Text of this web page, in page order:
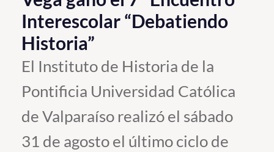
PUCV Internacional
Vinculación con el Medio
Admisión
Pregrado
Postgrado
Interescolar “Debatiendo
Historia”
El Instituto de Historia de la
Pontificia Universidad Católica
de Valparaíso realizó el sábado
31 de agosto el último ciclo de